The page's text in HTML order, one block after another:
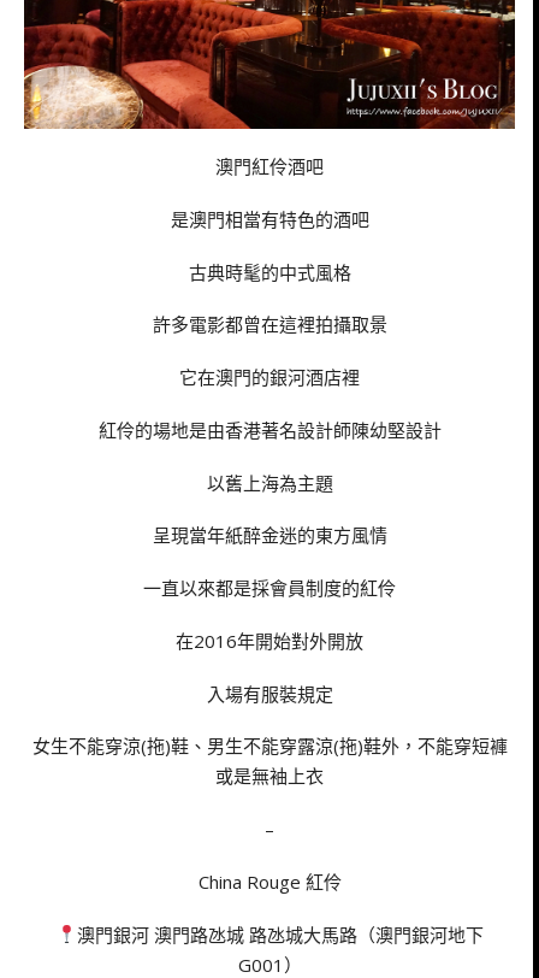
澳門紅伶酒吧
是澳門相當有特色的酒吧
古典時髦的中式風格
許多電影都曾在這裡拍攝取景
它在澳門的銀河酒店裡
紅伶的場地是由香港著名設計師陳幼堅設計
以舊上海為主題
呈現當年紙醉金迷的東方風情
一直以來都是採會員制度的紅伶
在2016年開始對外開放
入場有服裝規定
女生不能穿涼(拖)鞋、男生不能穿露涼(拖)鞋外，不能穿短褲
或是無袖上衣
–
China Rouge 紅伶
澳門銀河 澳門路氹城 路氹城大馬路（澳門銀河地下
G001）